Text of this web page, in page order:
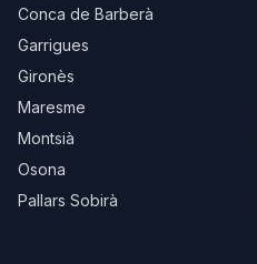
Conca de Barberà
Garrigues
Gironès
Maresme
Montsià
Osona
Pallars Sobirà